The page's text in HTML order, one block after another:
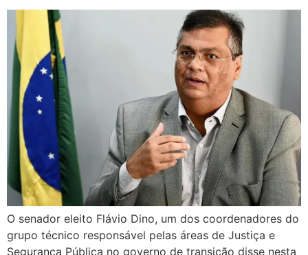
O senador eleito Flávio Dino, um dos coordenadores do
grupo técnico responsável pelas áreas de Justiça e
Segurança Pública no governo de transição disse nesta